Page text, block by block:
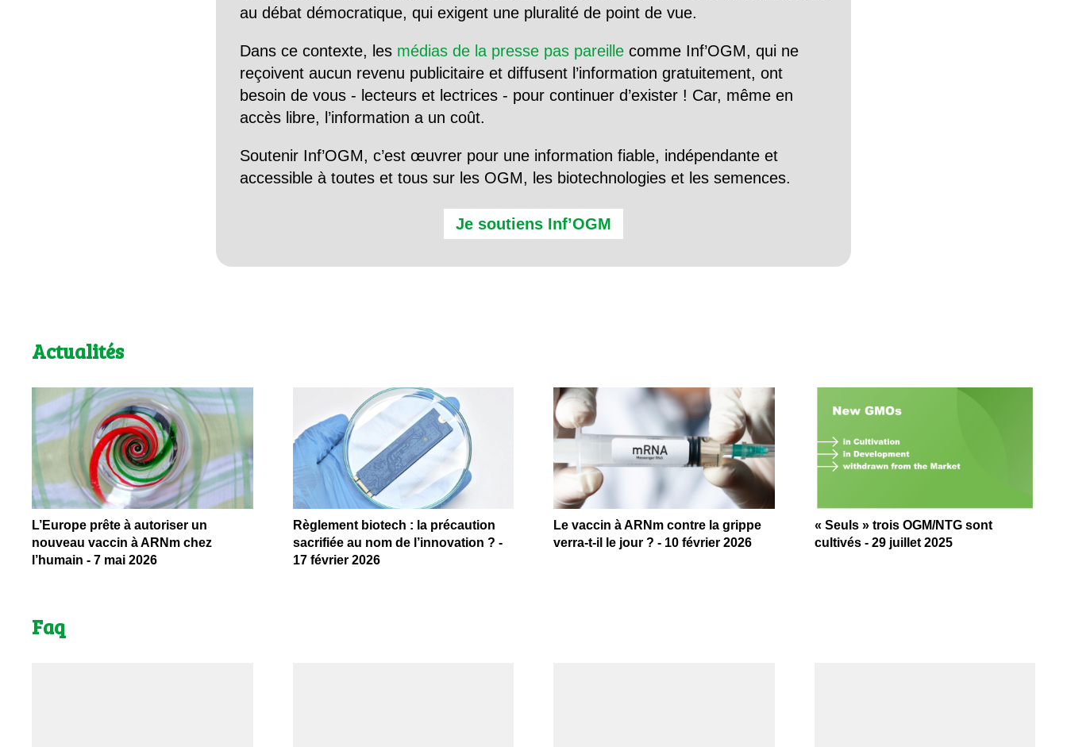
au débat démocratique, qui exigent une pluralité de point de vue.
Dans ce contexte, les médias de la presse pas pareille comme Inf’OGM, qui ne
reçoivent aucun revenu publicitaire et diffusent l’information gratuitement, ont
besoin de vous - lecteurs et lectrices - pour continuer d’exister ! Car, même en
accès libre, l’information a un coût.
Soutenir Inf’OGM, c’est œuvrer pour une information fiable, indépendante et
accessible à toutes et tous sur les OGM, les biotechnologies et les semences.
Je soutiens Inf’OGM
Actualités
L’Europe prête à autoriser un
nouveau vaccin à ARNm chez
l’humain - 7 mai 2026
Règlement biotech : la précaution
sacrifiée au nom de l’innovation ? -
17 février 2026
Le vaccin à ARNm contre la grippe
verra-t-il le jour ? - 10 février 2026
« Seuls » trois OGM/NTG sont
cultivés - 29 juillet 2025
Faq